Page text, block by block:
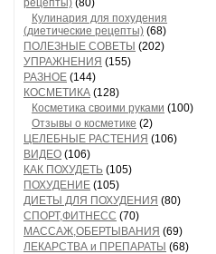
рецепты) (80)
Кулинария для похудения
(диетические рецепты) (68)
ПОЛЕЗНЫЕ СОВЕТЫ (202)
УПРАЖНЕНИЯ (155)
РАЗНОЕ (144)
КОСМЕТИКА (128)
Косметика своими руками (100)
Отзывы о косметике (2)
ЦЕЛЕБНЫЕ РАСТЕНИЯ (106)
ВИДЕО (106)
КАК ПОХУДЕТЬ (105)
ПОХУДЕНИЕ (105)
ДИЕТЫ ДЛЯ ПОХУДЕНИЯ (80)
СПОРТ,ФИТНЕСС (70)
МАССАЖ,ОБЕРТЫВАНИЯ (69)
ЛЕКАРСТВА и ПРЕПАРАТЫ (68)